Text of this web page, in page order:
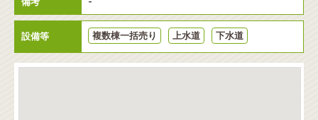
設備等 複数棟一括売り 上水道 下水道